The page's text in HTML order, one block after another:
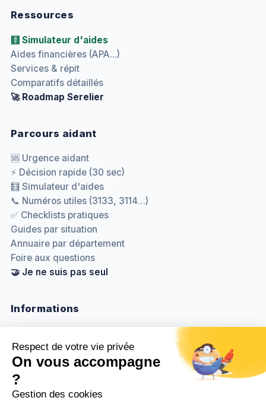
Ressources
🧮 Simulateur d'aides
Aides financières (APA...)
Services & répit
Comparatifs détaillés
🚀 Roadmap Serelier
Parcours aidant
🆘 Urgence aidant
⚡ Décision rapide (30 sec)
🧮 Simulateur d'aides
📞 Numéros utiles (3133, 3114…)
✅ Checklists pratiques
Guides par situation
Annuaire par département
Foire aux questions
🤝 Je ne suis pas seul
Informations
Méthodologie & sources
Politique de confidentialité
Mentions légales
Gestion des cookies